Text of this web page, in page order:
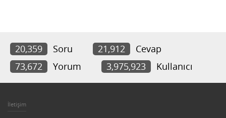
20,359 Soru 21,912
Cevap
73,672
Yorum 3,975,923 Kullanıcı
İletişim